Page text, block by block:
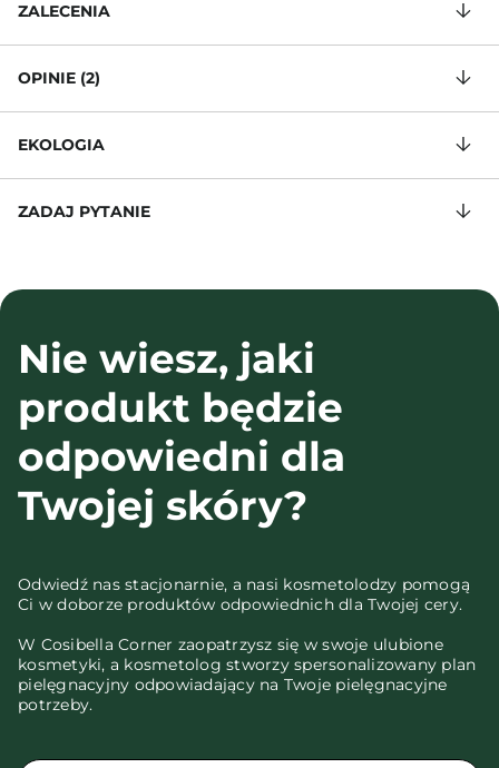
ZALECENIA
OPINIE (2)
EKOLOGIA
ZADAJ PYTANIE
Nie wiesz, jaki
produkt będzie
odpowiedni dla
Twojej skóry?
Odwiedź nas stacjonarnie, a nasi kosmetolodzy pomogą
Ci w doborze produktów odpowiednich dla Twojej cery.
W Cosibella Corner zaopatrzysz się w swoje ulubione
kosmetyki, a kosmetolog stworzy spersonalizowany plan
pielęgnacyjny odpowiadający na Twoje pielęgnacyjne
potrzeby.